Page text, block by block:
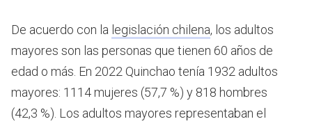
De acuerdo con la legislación chilena, los adultos
mayores son las personas que tienen 60 años de
edad o más. En 2022 Quinchao tenía 1932 adultos
mayores: 1114 mujeres (57,7 %) y 818 hombres
(42,3 %). Los adultos mayores representaban el